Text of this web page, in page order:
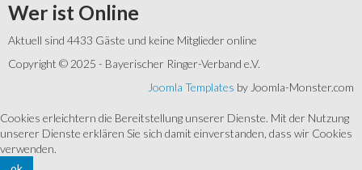
Wer ist Online
Aktuell sind 4433 Gäste und keine Mitglieder online
Copyright © 2025 - Bayerischer Ringer-Verband e.V.
Joomla Templates by Joomla-Monster.com
Cookies erleichtern die Bereitstellung unserer Dienste. Mit der Nutzung
unserer Dienste erklären Sie sich damit einverstanden, dass wir Cookies
verwenden.